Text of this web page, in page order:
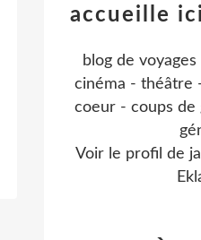
accueille
blog de
cinéma - théâtre
coeur - coups de
Voir le profil de